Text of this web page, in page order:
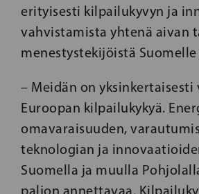
erityisesti kilpailukyvyn ja
vahvistamista yhtenä aivan
menestystekijöistä Suomelle
– Meidän on
Euroopan kilpailukykyä.
omavaraisuuden,
teknologian ja
Suomella ja muulla
paljon annettavaa.